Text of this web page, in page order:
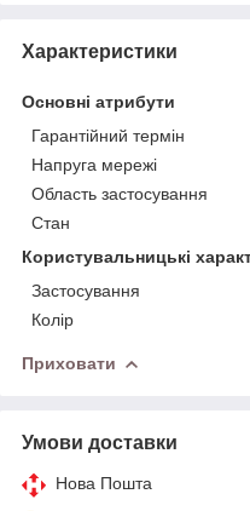
Характеристики
Основні атрибути
Гарантійний термін
Напруга мережі
Область застосування
Стан
Користувальницькі
Застосування
Колір
Приховати
Умови доставки
Нова Пошта